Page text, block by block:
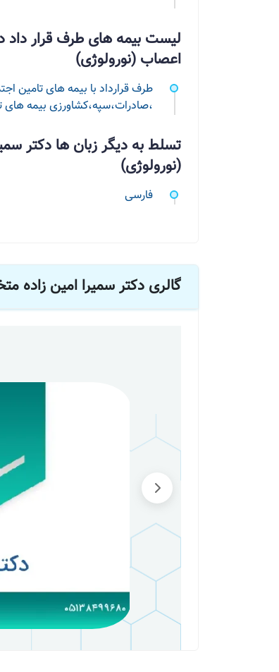
لیست بیمه های طرف قرار داد
اعصاب (نورولوژی)
طرف قرارداد با بیمه های تامین
،صادرات،سپه،کشاورزی بیمه های
تسلط به دیگر زبان ها دکتر
(نورولوژی)
فارسی
گالری دکتر سمیرا امین